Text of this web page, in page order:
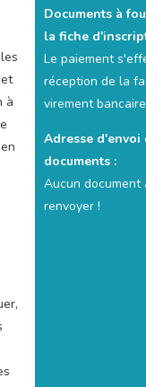
à
Documents à
la fiche
Le paiement
réception de la
virement
Adresse d'envoi
documents :
Aucun document
renvoyer !